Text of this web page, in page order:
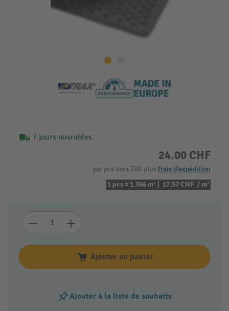
7 jours ouvrables
24.00 CHF
par pcs hors TVA plus frais d'expédition
1 pcs = 1.366 m² | 17.57 CHF / m²
Ajouter au panier
Ajouter à la liste de souhaits